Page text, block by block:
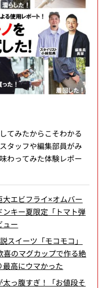
てみたからこそわかる
タッフや編集部員がみ
わってみた体験レポー
大エビフライ×オムバー
キー夏限定「トマト弾
ュー
スイーツ「モコモコ」
喜のマグカップで作る絶
高にウマかった
太っ腹すぎ！「お値段そ